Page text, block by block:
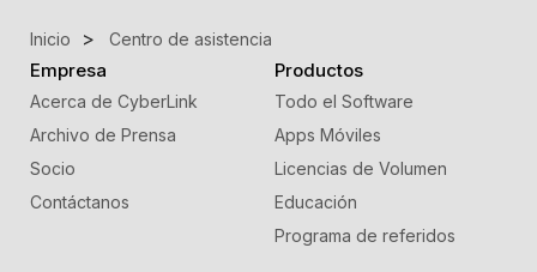
Inicio Centro de asistencia
Empresa
Acerca de CyberLink
Archivo de Prensa
Socio
Contáctanos
Productos
Todo el Software
Apps Móviles
Licencias de Volumen
Educación
Programa de referidos